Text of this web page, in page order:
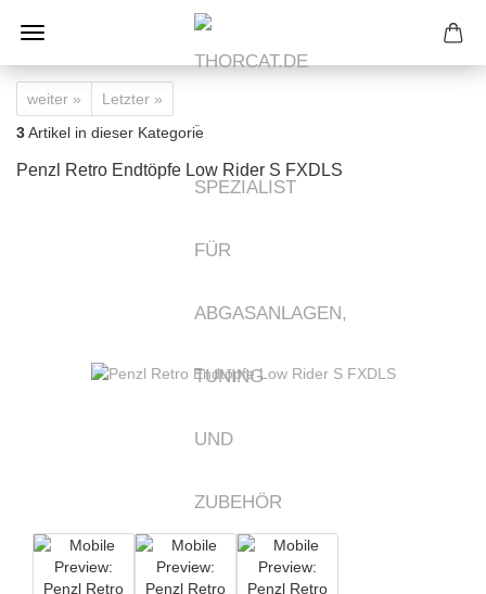
weiter »
Letzter »
3Artikel in dieser Kategorie
Penzl Retro Endtöpfe Low Rider S FXDLS